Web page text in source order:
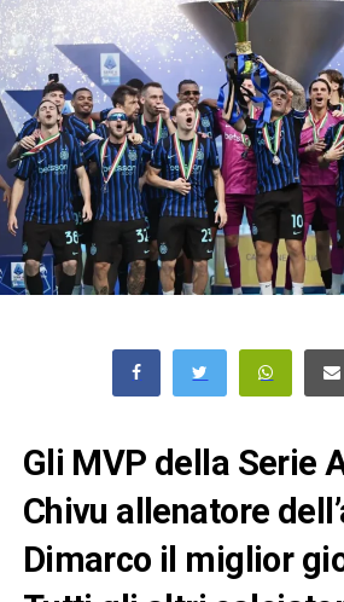
Gli MVP della Serie
Chivu allenatore
Dimarco il miglior